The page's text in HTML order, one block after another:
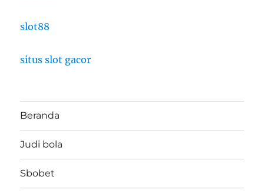
slot88
situs slot gacor
Beranda
Judi bola
Sbobet